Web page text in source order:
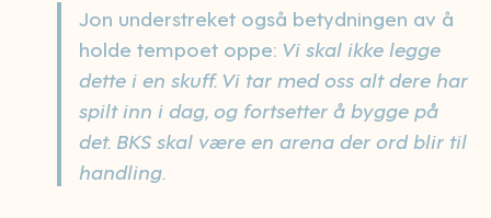
Jon understreket også betydningen av å
holde tempoet oppe: Vi skal ikke legge
dette i en skuff. Vi tar med oss alt dere har
spilt inn i dag, og fortsetter å bygge på
det. BKS skal være en arena der ord blir til
handling.